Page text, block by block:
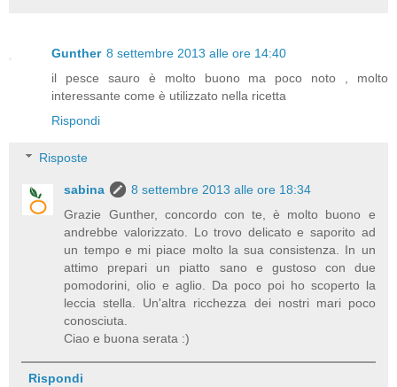
Gunther 8 settembre 2013 alle ore 14:40
il pesce sauro è molto buono ma poco noto , molto
interessante come è utilizzato nella ricetta
Rispondi
Risposte
sabina
8 settembre 2013 alle ore 18:34
Grazie Gunther, concordo con te, è molto buono e
andrebbe valorizzato. Lo trovo delicato e saporito ad
un tempo e mi piace molto la sua consistenza. In un
attimo prepari un piatto sano e gustoso con due
pomodorini, olio e aglio. Da poco poi ho scoperto la
leccia stella. Un'altra ricchezza dei nostri mari poco
conosciuta.
Ciao e buona serata :)
Rispondi